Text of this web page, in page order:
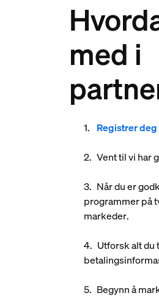
med i
Registrer
Vent til vi har
Når du er
programmer på
markeder.
Utforsk alt du
Begynn å